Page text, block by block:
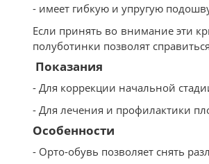
- имеет гибкую и упругую
Если принять во внимание эти
полуботинки позволят
Показания
- Для коррекции начальной
- Для лечения и профилактики
Особенности
- Орто-обувь позволяет снять